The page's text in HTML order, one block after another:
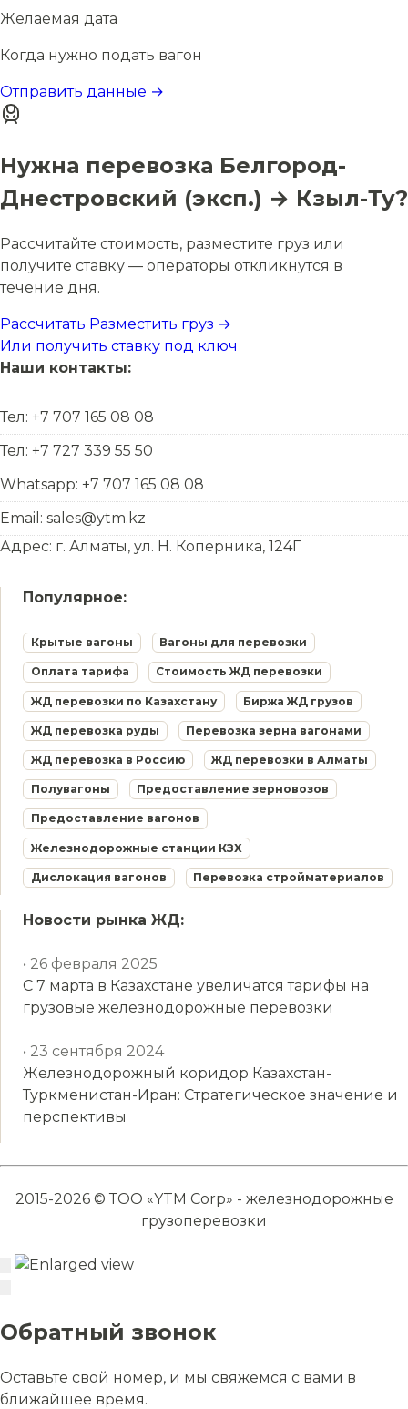
Желаемая дата
Когда нужно подать вагон
Отправить данные →
Нужна перевозка Белгород-
Днестровский (эксп.) → Кзыл-Ту?
Рассчитайте стоимость, разместите груз или
получите ставку — операторы откликнутся в
течение дня.
Рассчитать Разместить груз →
Или получить ставку под ключ
Наши контакты:
Тел: +7 707 165 08 08
Тел: +7 727 339 55 50
Whatsapp: +7 707 165 08 08
Email: sales@ytm.kz
Адрес: г. Алматы, ул. Н. Коперника, 124Г
Популярное:
Крытые вагоны Вагоны для перевозки
Оплата тарифа Стоимость ЖД перевозки
ЖД перевозки по Казахстану Биржа ЖД грузов
ЖД перевозка руды Перевозка зерна вагонами
ЖД перевозка в Россию ЖД перевозки в Алматы
Полувагоны Предоставление зерновозов
Предоставление вагонов
Железнодорожные станции КЗХ
Дислокация вагонов Перевозка стройматериалов
Новости рынка ЖД:
• 26 февраля 2025
С 7 марта в Казахстане увеличатся тарифы на
грузовые железнодорожные перевозки
• 23 сентября 2024
Железнодорожный коридор Казахстан-
Туркменистан-Иран: Стратегическое значение и
перспективы
2015-2026 © ТОО «YTM Corp» - железнодорожные
грузоперевозки
Обратный звонок
Оставьте свой номер, и мы свяжемся с вами в
ближайшее время.